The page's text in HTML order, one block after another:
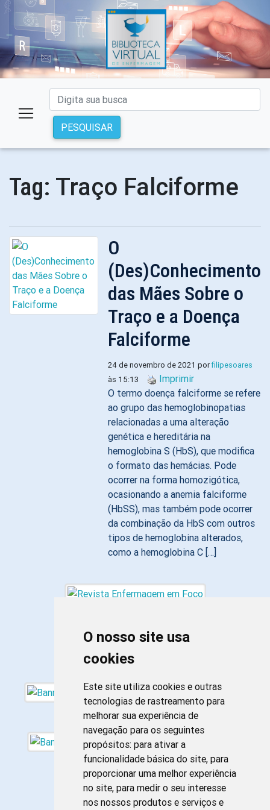
O nosso site usa
cookies
Este site utiliza cookies e outras
tecnologias de rastreamento para
melhorar sua experiência de
navegação para os seguintes
propósitos: para ativar a
funcionalidade básica do site, para
proporcionar uma melhor experiência
no site, para medir o seu interesse
nos nossos produtos e serviços e
PESQUISAR
Tag: Traço Falciforme
O
(Des)Conhecimento
das Mães Sobre o
Traço e a Doença
Falciforme
24 de novembro de 2021 porfilipesoares
às 15:13
Imprimir
O termo doença falciforme se refere
ao grupo das hemoglobinopatias
relacionadas a uma alteração
genética e hereditária na
hemoglobina S (HbS), que modifica
o formato das hemácias. Pode
ocorrer na forma homozigótica,
ocasionando a anemia falciforme
(HbSS), mas também pode ocorrer
da combinação da HbS com outros
tipos de hemoglobina alterados,
como a hemoglobina C […]